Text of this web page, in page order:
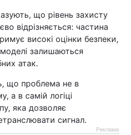
що рівень захисту
відрізняється: частина
високі оцінки безпеки,
залишаються
атак.
що проблема не в
а в самій логіці
яка дозволяє
сигнал.
Реклама